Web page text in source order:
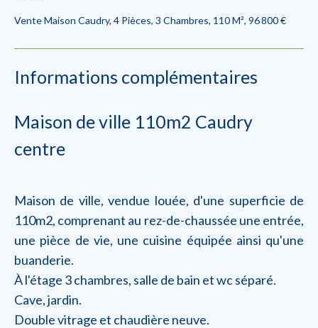
Vente Maison Caudry, 4 Pièces, 3 Chambres, 110 M², 96 800 €
Informations complémentaires
Maison de ville 110m2 Caudry
centre
Maison de ville, vendue louée, d'une superficie de
110m2, comprenant au rez-de-chaussée une entrée,
une pièce de vie, une cuisine équipée ainsi qu'une
buanderie.
À l'étage 3 chambres, salle de bain et wc séparé.
Cave, jardin.
Double vitrage et chaudière neuve.